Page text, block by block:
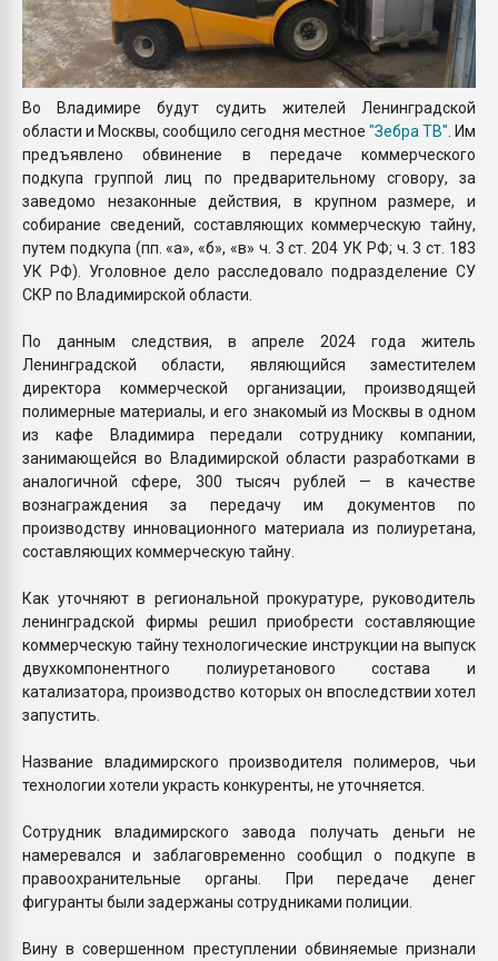
Во Владимире будут судить жителей Ленинградской
области и Москвы, сообщило сегодня местное "Зебра ТВ" . Им
предъявлено обвинение в передаче коммерческого
подкупа группой лиц по предварительному сговору, за
заведомо незаконные действия, в крупном размере, и
собирание сведений, составляющих коммерческую тайну,
путем подкупа (пп. «а», «б», «в» ч. 3 ст. 204 УК РФ; ч. 3 ст. 183
УК РФ). Уголовное дело расследовало подразделение СУ
СКР по Владимирской области.
По данным следствия, в апреле 2024 года житель
Ленинградской области, являющийся заместителем
директора коммерческой организации, производящей
полимерные материалы, и его знакомый из Москвы в одном
из кафе Владимира передали сотруднику компании,
занимающейся во Владимирской области разработками в
аналогичной сфере, 300 тысяч рублей — в качестве
вознаграждения за передачу им документов по
производству инновационного материала из полиуретана,
составляющих коммерческую тайну.
Как уточняют в региональной прокуратуре, руководитель
ленинградской фирмы решил приобрести составляющие
коммерческую тайну технологические инструкции на выпуск
двухкомпонентного полиуретанового состава и
катализатора, производство которых он впоследствии хотел
запустить.
Название владимирского производителя полимеров, чьи
технологии хотели украсть конкуренты, не уточняется.
Сотрудник владимирского завода получать деньги не
намеревался и заблаговременно сообщил о подкупе в
правоохранительные органы. При передаче денег
фигуранты были задержаны сотрудниками полиции.
Вину в совершенном преступлении обвиняемые признали